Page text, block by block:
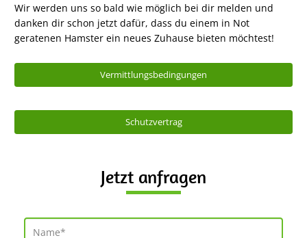
Wir werden uns so bald wie möglich bei dir melden und
danken dir schon jetzt dafür, dass du einem in Not
geratenen Hamster ein neues Zuhause bieten möchtest!
Vermittlungsbedingungen
Schutzvertrag
Jetzt anfragen